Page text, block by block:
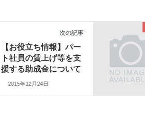
次の記事
【お役立ち情報】パー
ト社員の賃上げ等を支
援する助成金について
2015年12月24日